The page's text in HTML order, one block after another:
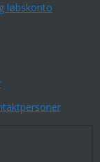
løbskonto